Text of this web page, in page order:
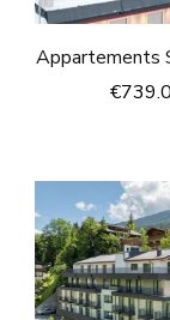
Appartements
€